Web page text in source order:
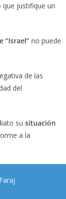
que justifique un
“Israel” no puede
de las
del
su situación
a la